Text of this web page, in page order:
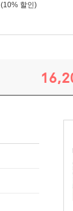
(10% 할인)